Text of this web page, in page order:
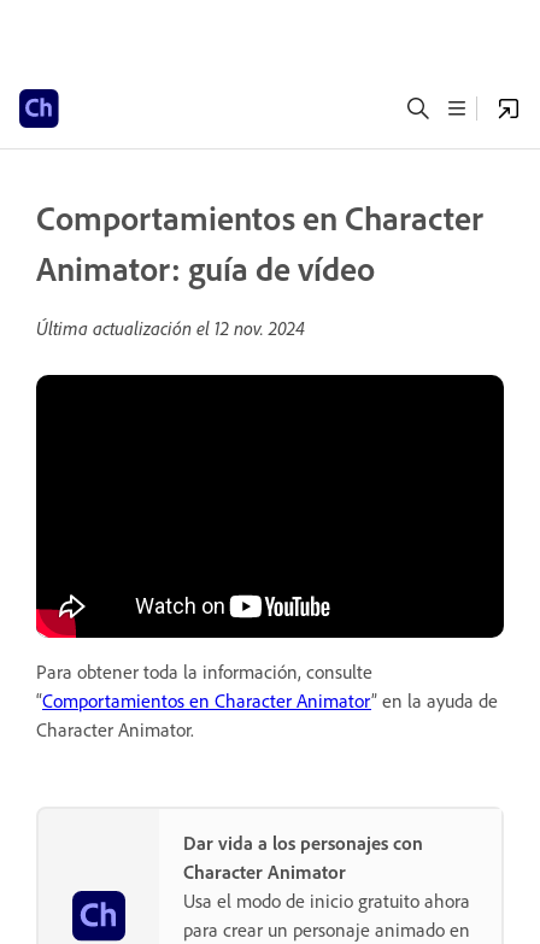
Comportamientos en Character
Animator: guía de vídeo
Última actualización el 12 nov. 2024
Para obtener toda la información, consulte
“Comportamientos en Character Animator” en la ayuda de
Character Animator.
Dar vida a los personajes con
Character Animator
Usa el modo de inicio gratuito ahora
para crear un personaje animado en